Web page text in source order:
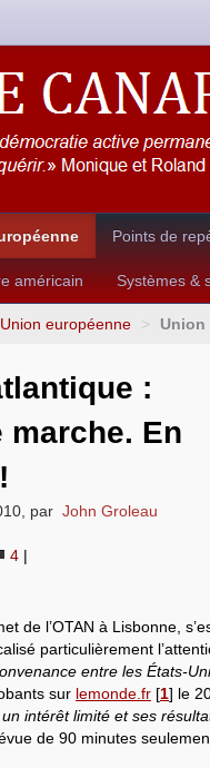
Points de
américain Systèmes &
européenne > Union
:
marche. En
par John Groleau
4 |
de l’OTAN à Lisbonne,
particulièrement
entre les États-
sur lemonde.fr [1] le
intérêt limité et ses
de 90 minutes